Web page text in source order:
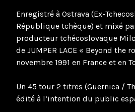
Enregistré à Ostrava (Ex-
République tchèque) et mixé
producteur tchécoslovaque
de JUMPER LACE « Beyond the
novembre 1991 en France et en
Un 45 tour 2 titres (Guernica /
édité à l’intention du public